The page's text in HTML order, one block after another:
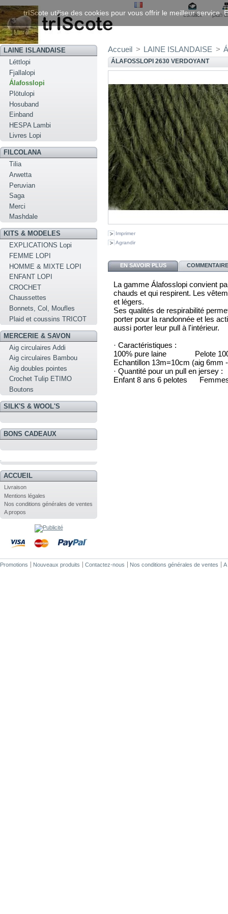
contact plan
LAINE ISLANDAISE
Léttlopi
Fjallalopi
Álafosslopi
Plötulopi
Hosuband
Einband
HESPA Lambi
Livres Lopi
FILCOLANA
Tilia
Arwetta
Peruvian
Saga
Merci
Mashdale
KITS & MODELES
EXPLICATIONS Lopi
FEMME LOPI
HOMME & MIXTE LOPI
ENFANT LOPI
CROCHET
Chaussettes
Bonnets, Col, Moufles
Plaid et coussins TRICOT
MERCERIE & SAVON
Aig circulaires Addi
Aig circulaires Bambou
Aig doubles pointes
Crochet Tulip ETIMO
Boutons
SILK'S & WOOL'S
BONS CADEAUX
ACCUEIL
Livraison
Mentions légales
Nos conditions générales de ventes
A propos
Accueil > LAINE ISLANDAISE >
ÁLAFOSSLOPI 2630 VERDOYANT
Imprimer
Agrandir
EN SAVOIR PLUS
La gamme Álafosslopi convient
chauds et qui respirent. Les
et légers.
Ses qualités de respirabilité
porter pour la randonnée et les
aussi porter leur pull à l'intérieur.
· Caractéristiques :
100% pure laine Pelote
Echantillon 13m=10cm (aig 6mm
· Quantité pour un pull en jersey :
Enfant 8 ans 6 pelotes
Promotions Nouveaux produits Contactez-nous Nos conditions générales de ventes A
trIScote utilise des cookies pour vous offrir le meilleur